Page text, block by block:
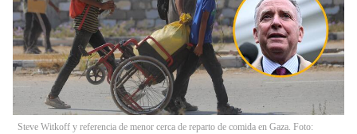
Steve Witkoff y referencia de menor cerca de reparto de comida en Gaza. Foto: